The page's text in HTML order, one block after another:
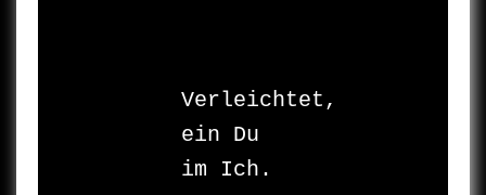
Verleichtet,
ein Du
im Ich.